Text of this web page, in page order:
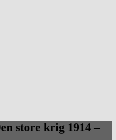
store krig 1914 –